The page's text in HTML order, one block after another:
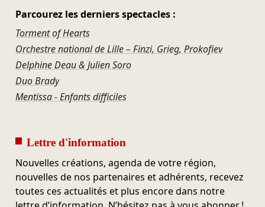
Parcourez les derniers spectacles :
Torment of Hearts
Orchestre national de Lille – Finzi, Grieg, Prokofiev
Delphine Deau & Julien Soro
Duo Brady
Mentissa - Enfants difficiles
Lettre d'information
Nouvelles créations, agenda de votre région,
nouvelles de nos partenaires et adhérents, recevez
toutes ces actualités et plus encore dans notre